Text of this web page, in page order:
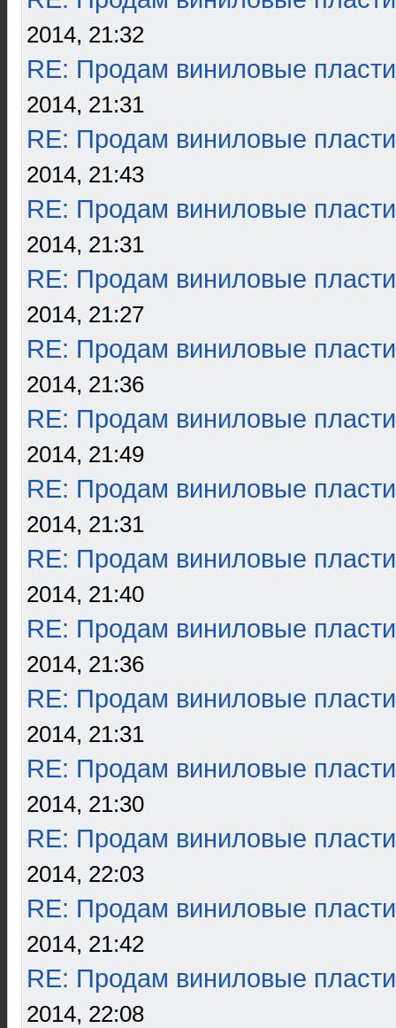
2014, 21:32
RE: Продам виниловые
2014, 21:31
RE: Продам виниловые
2014, 21:43
RE: Продам виниловые
2014, 21:31
RE: Продам виниловые
2014, 21:27
RE: Продам виниловые
2014, 21:36
RE: Продам виниловые
2014, 21:49
RE: Продам виниловые
2014, 21:31
RE: Продам виниловые
2014, 21:40
RE: Продам виниловые
2014, 21:36
RE: Продам виниловые
2014, 21:31
RE: Продам виниловые
2014, 21:30
RE: Продам виниловые
2014, 22:03
RE: Продам виниловые
2014, 21:42
RE: Продам виниловые
2014, 22:08